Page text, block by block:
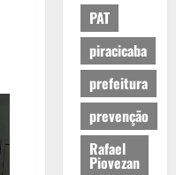
PAT
piracicaba
prefeitura
prevenção
Rafael
Piovezan